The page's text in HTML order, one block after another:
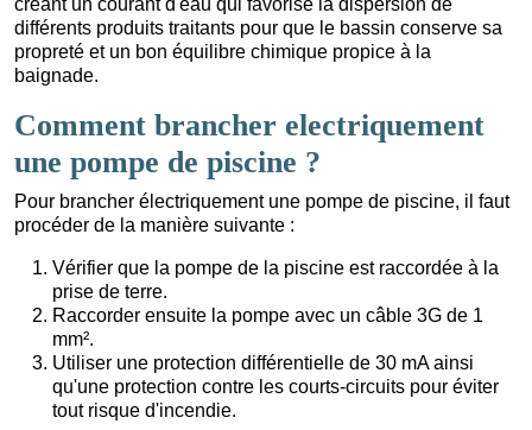
créant un courant d'eau qui favorise la dispersion de
différents produits traitants pour que le bassin conserve sa
propreté et un bon équilibre chimique propice à la
baignade.
Comment brancher electriquement
une pompe de piscine ?
Pour brancher électriquement une pompe de piscine, il faut
procéder de la manière suivante :
Vérifier que la pompe de la piscine est raccordée à la
prise de terre.
Raccorder ensuite la pompe avec un câble 3G de 1
mm².
Utiliser une protection différentielle de 30 mA ainsi
qu'une protection contre les courts-circuits pour éviter
tout risque d'incendie.